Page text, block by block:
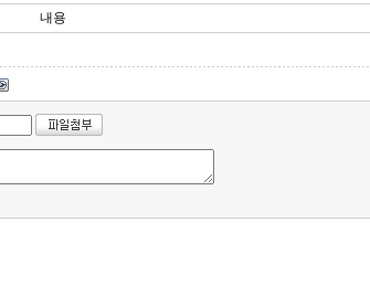
내용